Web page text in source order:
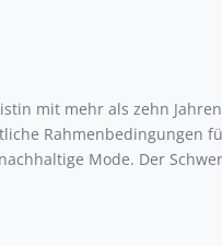
mit mehr als zehn
Rahmenbedingungen
Mode. Der